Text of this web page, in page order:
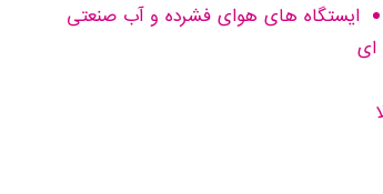
ایستگاه های هوای فشرده و آب صنعتی
ای